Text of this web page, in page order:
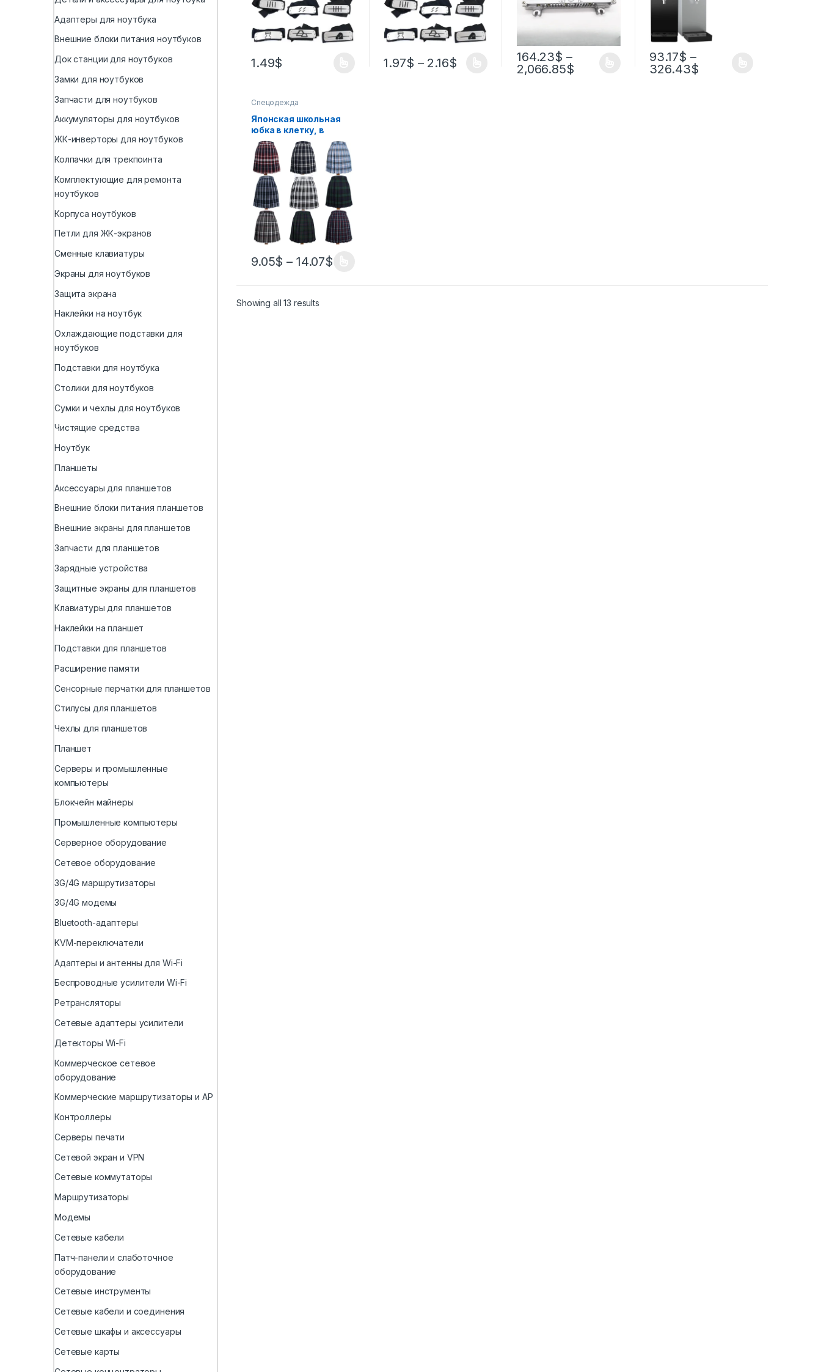
1.49$ 1.97$ – 2.16$ 164.23$ –
2,066.85$
93.17$ –
326.43$
Спецодежда
Японская школьная
юбка в клетку, в
складку, для косплея,
аниме, мини-юбка в
клетку, униформа Jk,
матросский костюм,
короткие юбки для
девочек
9.05$ – 14.07$
Showing all 13 results
Адаптеры для ноутбука
Внешние блоки питания ноутбуков
Док станции для ноутбуков
Замки для ноутбуков
Запчасти для ноутбуков
Аккумуляторы для ноутбуков
ЖК-инверторы для ноутбуков
Колпачки для трекпоинта
Комплектующие для ремонта
ноутбуков
Корпуса ноутбуков
Петли для ЖК-экранов
Сменные клавиатуры
Экраны для ноутбуков
Защита экрана
Наклейки на ноутбук
Охлаждающие подставки для
ноутбуков
Подставки для ноутбука
Столики для ноутбуков
Сумки и чехлы для ноутбуков
Чистящие средства
Ноутбук
Планшеты
Аксессуары для планшетов
Внешние блоки питания планшетов
Внешние экраны для планшетов
Запчасти для планшетов
Зарядные устройства
Защитные экраны для планшетов
Клавиатуры для планшетов
Наклейки на планшет
Подставки для планшетов
Расширение памяти
Сенсорные перчатки для планшетов
Стилусы для планшетов
Чехлы для планшетов
Планшет
Серверы и промышленные
компьютеры
Блокчейн майнеры
Промышленные компьютеры
Серверное оборудование
Сетевое оборудование
3G/4G маршрутизаторы
3G/4G модемы
Bluetooth-адаптеры
KVM-переключатели
Адаптеры и антенны для Wi-Fi
Беспроводные усилители Wi-Fi
Ретрансляторы
Сетевые адаптеры усилители
Детекторы Wi-Fi
Коммерческое сетевое
оборудование
Коммерческие маршрутизаторы и AP
Контроллеры
Серверы печати
Сетевой экран и VPN
Сетевые коммутаторы
Маршрутизаторы
Модемы
Сетевые кабели
Патч-панели и слаботочное
оборудование
Сетевые инструменты
Сетевые кабели и соединения
Сетевые шкафы и аксессуары
Сетевые карты